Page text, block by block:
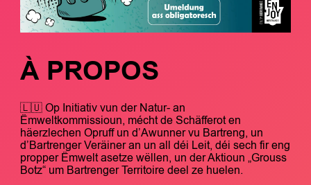
À PROPOS
🇱🇺 Op Initiativ vun der Natur- an
Ëmweltkommissioun, mécht de Schäfferot en
häerzlechen Opruff un d’Awunner vu Bartreng, un
d’Bartrenger Veräiner an un all déi Leit, déi sech fir eng
propper Ëmwelt asetze wëllen, un der Aktioun „Grouss
Botz“ um Bartrenger Territoire deel ze huelen.